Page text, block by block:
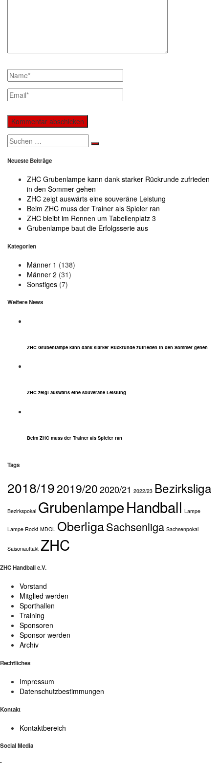
Search
for:
Neueste Beiträge
ZHC Grubenlampe kann dank starker Rückrunde zufrieden
in den Sommer gehen
ZHC zeigt auswärts eine souveräne Leistung
Beim ZHC muss der Trainer als Spieler ran
ZHC bleibt im Rennen um Tabellenplatz 3
Grubenlampe baut die Erfolgsserie aus
Kategorien
Männer 1 (138)
Männer 2 (31)
Sonstiges (7)
Weitere News
ZHC Grubenlampe kann dank starker Rückrunde zufrieden in den Sommer gehen
ZHC zeigt auswärts eine souveräne Leistung
Beim ZHC muss der Trainer als Spieler ran
Tags
2018/192019/202020/21 2022/23 Bezirksliga
Bezirkspokal GrubenlampeHandball Lampe
Lampe Rockt MDOL OberligaSachsenliga Sachsenpokal
Saisonauftakt ZHC
ZHC Handball e.V.
Vorstand
Mitglied werden
Sporthallen
Training
Sponsoren
Sponsor werden
Archiv
Rechtliches
Impressum
Datenschutzbestimmungen
Kontakt
Kontaktbereich
Social Media